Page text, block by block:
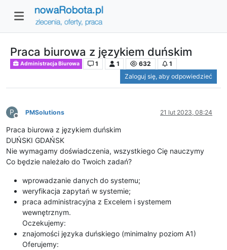
Praca biurowa z językiem duńskim
Administracja Biurowa 1 1 632
1
Zaloguj się, aby odpowiedzieć
P
Niedostępny
PMSolutions 21 lut 2023, 08:24
Praca biurowa z językiem duńskim
DUŃSKI GDAŃSK
Nie wymagamy doświadczenia, wszystkiego Cię nauczymy
Co będzie należało do Twoich zadań?
wprowadzanie danych do systemu;
weryfikacja zapytań w systemie;
praca administracyjna z Excelem i systemem
wewnętrznym.
Oczekujemy:
znajomości języka duńskiego (minimalny poziom A1)
Oferujemy: